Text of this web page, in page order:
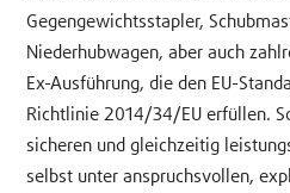
Gegengewichtsstapler,
Niederhubwagen, aber auch
Ex-Ausführung, die den EU-
Richtlinie 2014/34/EU erfüllen.
sicheren und gleichzeitig
selbst unter anspruchsvollen,